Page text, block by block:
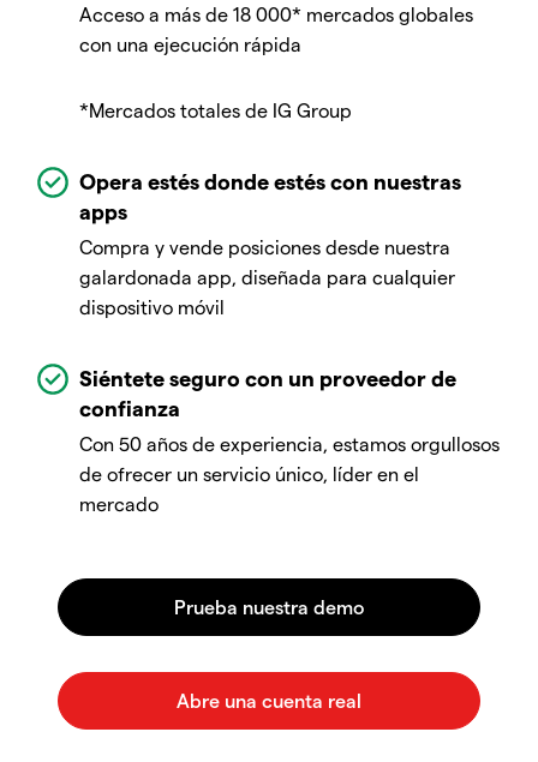
Acceso a más de 18 000* mercados globales
con una ejecución rápida
*Mercados totales de IG Group
Opera estés donde estés con nuestras
apps
Compra y vende posiciones desde nuestra
galardonada app, diseñada para cualquier
dispositivo móvil
Siéntete seguro con un proveedor de
confianza
Con 50 años de experiencia, estamos orgullosos
de ofrecer un servicio único, líder en el
mercado